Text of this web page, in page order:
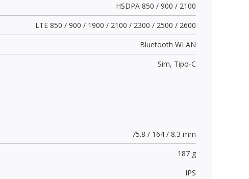
HSDPA 850 / 900 / 2100
LTE 850 / 900 / 1900 / 2100 / 2300 / 2500 / 2600
Bluetooth WLAN
Sim, Tipo-C
75.8 / 164 / 8.3 mm
187 g
IPS